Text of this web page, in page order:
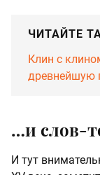
ЧИТАЙТЕ
Клин с
древнейшую
…и слов-
И тут